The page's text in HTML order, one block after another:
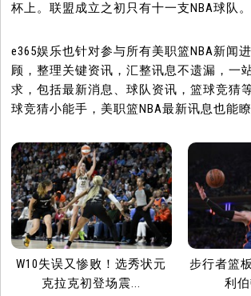
杯上。联盟成立之初只有十一支NBA球队。
e365娱乐也针对参与所有美职篮NBA新闻
顾，整理关键资讯，汇整讯息不遗漏，一
求，包括最新消息、球队资讯，篮球竞猜
球竞猜小能手，美职篮NBA最新讯息也能
W10失误又惨败！选秀状元
克拉克初登场震...
步行者篮
利